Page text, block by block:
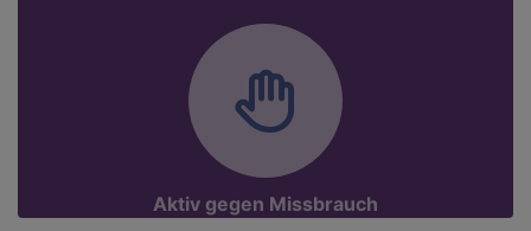
Aktiv gegen Missbrauch